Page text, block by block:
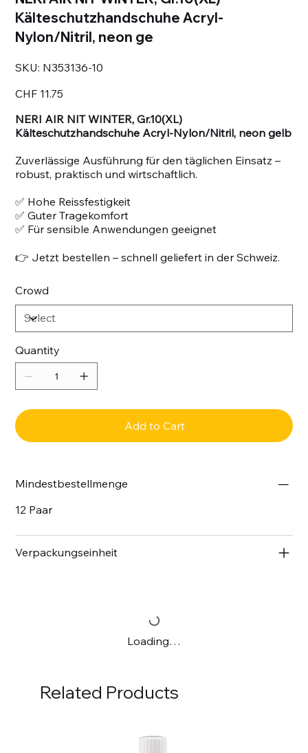
Kälteschutzhandschuhe Acryl-
Nylon/Nitril, neon ge
SKU: SKU
N353136-
N353136-10
CHF 11.75
NERI AIR NIT WINTER, Gr.10(XL)
Kälteschutzhandschuhe Acryl-Nylon/Nitril, neon gelb
Zuverlässige Ausführung für den täglichen Einsatz –
robust, praktisch und wirtschaftlich.
✅ Hohe Reissfestigkeit
✅ Guter Tragekomfort
✅ Für sensible Anwendungen geeignet
👉 Jetzt bestellen – schnell geliefert in der Schweiz.
Crowd
Quantity
Add to Cart
Mindestbestellmenge
12 Paar
Verpackungseinheit
Loading…
Related Products